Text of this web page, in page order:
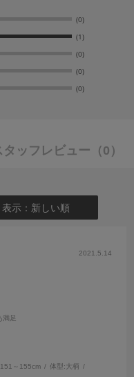
(0)
(1)
(0)
(0)
(0)
タッフレビュー （0）
表示：新しい順
2021.5.14
満足
151～155cm 体型:大柄